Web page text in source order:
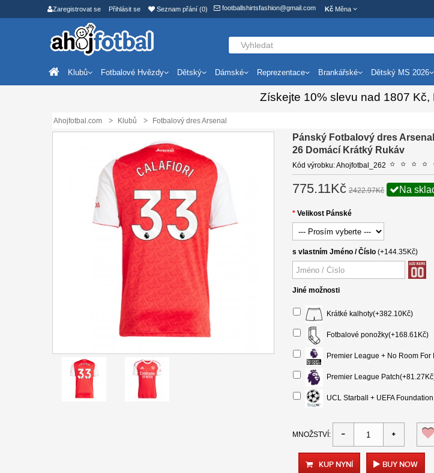
Zaregistrovat se Přihlásit se Seznam přání (0) footballshirtsfashion@gmail.com Kč Měna
Klubů Fotbalové Hvězdy Dětský Dámské Reprezentace Brankářské Dětský MS 2026
Získejte 10%slevu nad 1807 Kč,
Ahojfotbal.com Klubů Fotbalový dres Arsenal
Pánský Fotbalový dres
26 Domácí Krátký Rukáv
Kód výrobku: Ahojfotbal_262
775.11Kč 2422.97Kč Na
Velikost Pánské
s vlastním Jméno / Číslo(+144.35Kč)
Jiné možnosti
Krátké kalhoty(+382.10Kč)
Fotbalové ponožky(+168.61Kč)
Premier League + No Room
Premier League
UCL Starball + UEFA
MNOŽSTVÍ:
KUP NYNÍ BUY NOW